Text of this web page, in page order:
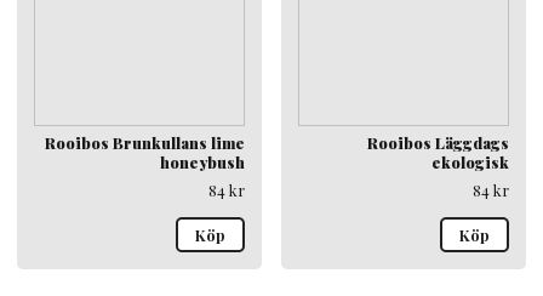
Rooibos Brunkullans lime
honeybush
84kr
Köp
Rooibos Läggdags
ekologisk
84kr
Köp